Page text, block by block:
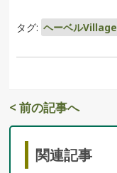
タグ: ヘーベルVillage
< 前の記事へ
関連記事